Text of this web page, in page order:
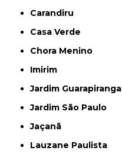
Carandiru
Casa Verde
Chora Menino
Imirim
Jardim Guarapiranga
Jardim São Paulo
Jaçanã
Lauzane Paulista